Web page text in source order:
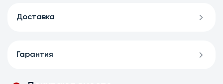
Доставка
Гарантия